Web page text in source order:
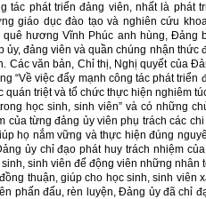
phát triển đảng viên, nhất là phát
giáo dục đào tạo và nghiên cứu
hương Vĩnh Phúc anh hùng, Đảng
đảng viên và quần chúng nhận thức
Các văn bản, Chỉ thị, Nghị quyết của
“Về việc đẩy mạnh công tác phát triển
triệt và tổ chức thực hiện nghiêm
học sinh, sinh viên” và có những
của từng đảng ủy viên phụ trách các
họ nắm vững và thực hiện đúng
ủy chỉ đạo phát huy trách nhiệm
sinh viên để động viên những nhân
thuận, giúp cho học sinh, sinh viên
phấn đấu, rèn luyện, Đảng ủy đã chỉ